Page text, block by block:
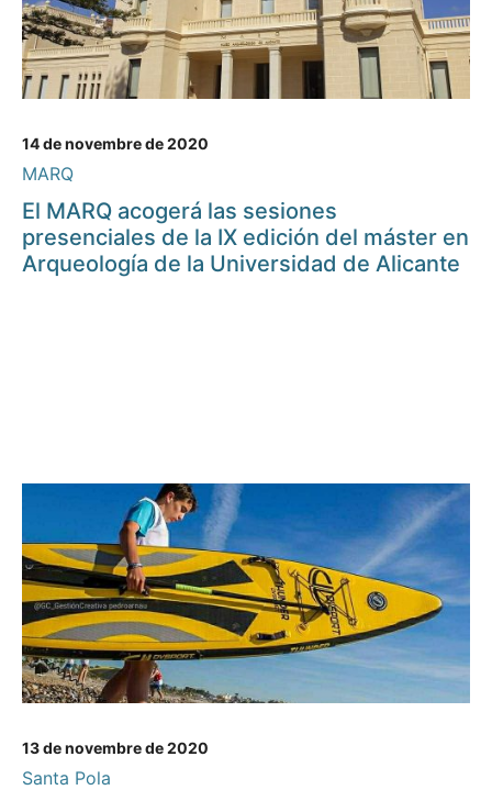
14 de novembre de 2020
MARQ
El MARQ acogerá las sesiones
presenciales de la IX edición del máster en
Arqueología de la Universidad de Alicante
13 de novembre de 2020
Santa Pola